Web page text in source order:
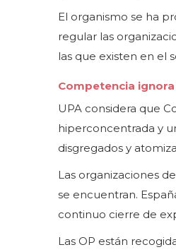
El organismo se ha
regular las
las que existen en el
Competencia
UPA considera que
hiperconcentrada y
disgregados y
Las organizaciones
se encuentran.
continuo cierre de
Las OP están